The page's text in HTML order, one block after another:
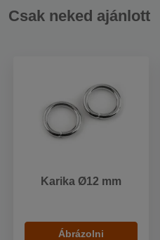
Csak neked ajánlott
Karika Ø12 mm
Ábrázolni